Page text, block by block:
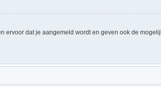
ervoor dat je aangemeld wordt en geven ook de